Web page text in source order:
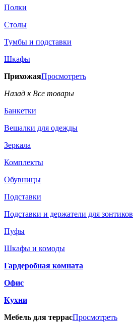
Полки
Столы
Тумбы и подставки
Шкафы
ПрихожаяПросмотреть
Назад к Все товары
Банкетки
Вешалки для одежды
Зеркала
Комплекты
Обувницы
Подставки
Подставки и держатели для зонтиков
Пуфы
Шкафы и комоды
Гардеробная комната
Офис
Кухни
Мебель для террасПросмотреть